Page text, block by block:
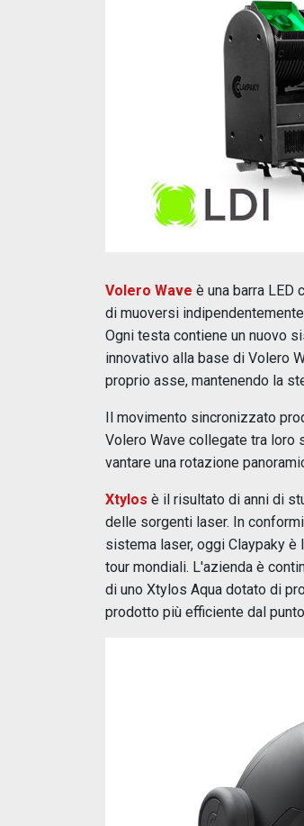
Volero Wave è una barra
di muoversi
Ogni testa contiene un nuovo
innovativo alla base di Volero
proprio asse, mantenendo la
Il movimento sincronizzato
Volero Wave collegate tra loro
vantare una rotazione
Xtylos è il risultato di anni di
delle sorgenti laser. In
sistema laser, oggi Claypaky
tour mondiali. L'azienda è
di uno Xtylos Aqua dotato di
prodotto più efficiente dal